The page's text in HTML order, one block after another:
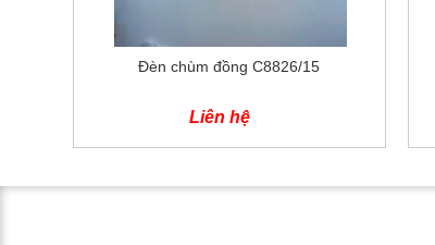
Đèn chùm đồng C8826/15
Liên hệ